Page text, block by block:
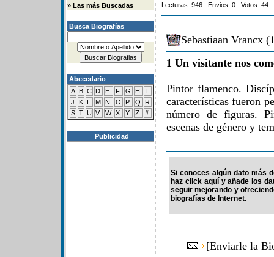
» Las más Buscadas
Busca Biografías
Abecedario
A B C D E F G H
I
J
K L M N O P Q
R
S T U V W X Y Z #
Publicidad
Lecturas: 946 : Envios: 0 : Votos: 44
Sebastiaan Vrancx
1 Un visitante nos
Pintor flamenco.
características fueron
número de figuras.
escenas de género y
Si conoces algún dato más
haz click aquí y añade los
seguir mejorando y
biografías de Internet.
[Enviarle la